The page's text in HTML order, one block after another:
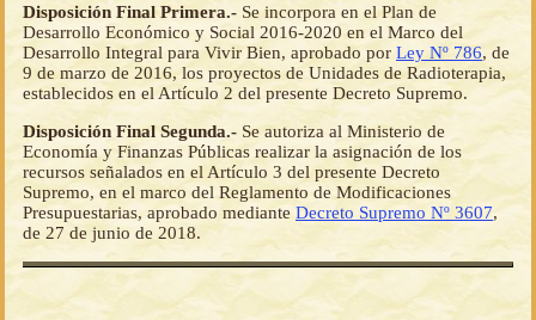
Disposición Final Primera.- Se incorpora en el Plan de
Desarrollo Económico y Social 2016-2020 en el Marco del
Desarrollo Integral para Vivir Bien, aprobado por Ley Nº 786, de
9 de marzo de 2016, los proyectos de Unidades de Radioterapia,
establecidos en el Artículo 2 del presente Decreto Supremo.
Disposición Final Segunda.- Se autoriza al Ministerio de
Economía y Finanzas Públicas realizar la asignación de los
recursos señalados en el Artículo 3 del presente Decreto
Supremo, en el marco del Reglamento de Modificaciones
Presupuestarias, aprobado mediante Decreto Supremo Nº 3607,
de 27 de junio de 2018.